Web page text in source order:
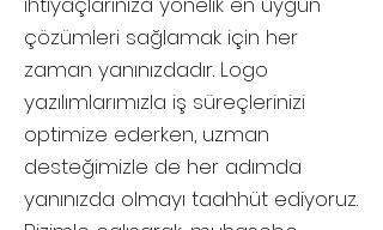
çözümleri sağlamak için her
zaman yanınızdadır. Logo
yazılımlarımızla iş süreçlerinizi
optimize ederken, uzman
desteğimizle de her adımda
yanınızda olmayı taahhüt ediyoruz.